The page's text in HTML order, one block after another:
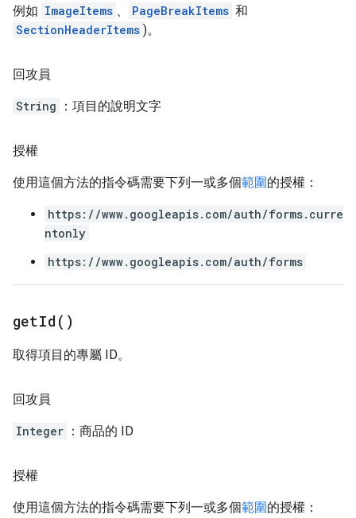
例如 ImageItems 、 PageBreakItems 和
SectionHeaderItems )。
回攻員
String ：項目的說明文字
授權
使用這個方法的指令碼需要下列一或多個範圍的授權：
https://www.googleapis.com/auth/forms.curre
ntonly
https://www.googleapis.com/auth/forms
getId( )
取得項目的專屬 ID。
回攻員
Integer ：商品的 ID
授權
使用這個方法的指令碼需要下列一或多個範圍的授權：